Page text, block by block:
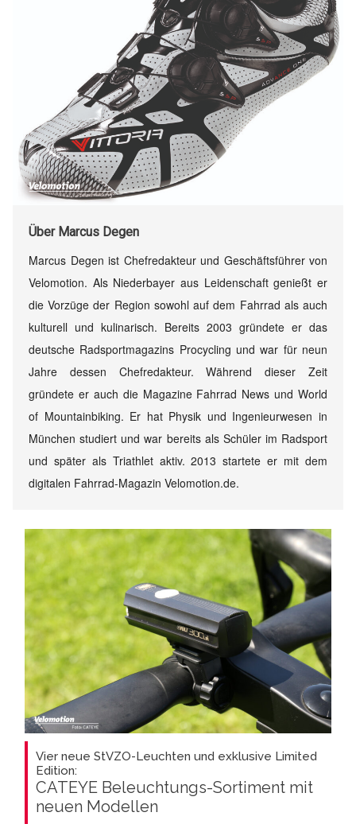
Über Marcus Degen
Marcus Degen ist Chefredakteur und Geschäftsführer von
Velomotion. Als Niederbayer aus Leidenschaft genießt er
die Vorzüge der Region sowohl auf dem Fahrrad als auch
kulturell und kulinarisch. Bereits 2003 gründete er das
deutsche Radsportmagazins Procycling und war für neun
Jahre dessen Chefredakteur. Während dieser Zeit
gründete er auch die Magazine Fahrrad News und World
of Mountainbiking. Er hat Physik und Ingenieurwesen in
München studiert und war bereits als Schüler im Radsport
und später als Triathlet aktiv. 2013 startete er mit dem
digitalen Fahrrad-Magazin Velomotion.de.
Vier neue StVZO-Leuchten und exklusive Limited
Edition:
CATEYE Beleuchtungs-Sortiment mit
neuen Modellen